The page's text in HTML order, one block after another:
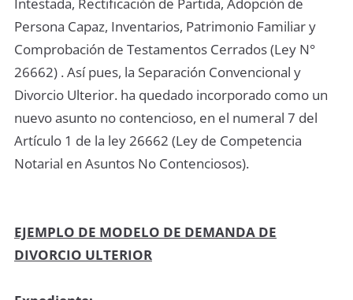
Persona Capaz, Inventarios, Patrimonio Familiar y
Comprobación de Testamentos Cerrados (Ley N°
26662) . Así pues, la Separación Convencional y
Divorcio Ulterior. ha quedado incorporado como un
nuevo asunto no contencioso, en el numeral 7 del
Artículo 1 de la ley 26662 (Ley de Competencia
Notarial en Asuntos No Contenciosos).
EJEMPLO DE MODELO DE DEMANDA DE
DIVORCIO ULTERIOR